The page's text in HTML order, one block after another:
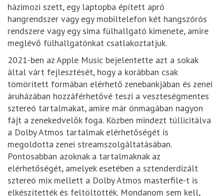
házimozi szett, egy laptopba épített apró
hangrendszer vagy egy mobiltelefon két hangszórós
rendszere vagy egy sima fülhallgató kimenete, amire
meglévő fülhallgatónkat csatlakoztatjuk.
2021-ben az Apple Music bejelentette azt a sokak
által várt fejlesztését, hogy a korábban csak
tömörített formában elérhető zenebankjában és zenei
áruházában hozzáférhetővé teszi a veszteségmentes
sztereó tartalmakat, amire már önmagában nagyon
fájt a zenekedvelők foga. Közben mindezt túllicitálva
a Dolby Atmos tartalmak elérhetőségét is
megoldotta zenei streamszolgáltatásában.
Pontosabban azoknak a tartalmaknak az
elérhetőségét, amelyek esetében a sztenderdizált
sztereó mix mellett a Dolby Atmos masterfile-t is
elkészítették és feltöltötték. Mondanom sem kell,